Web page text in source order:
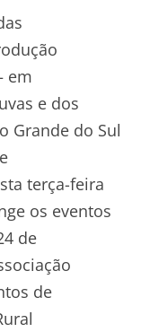
em
e dos
Grande do Sul
terça-feira
os eventos
de
de